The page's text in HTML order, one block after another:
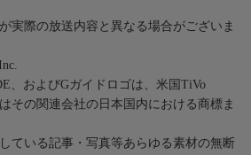
実際の放送内容と異なる場合がございま
、およびGガイドロゴは、米国TiVo
その関連会社の日本国内における商標ま
ている記事・写真等あらゆる素材の無断